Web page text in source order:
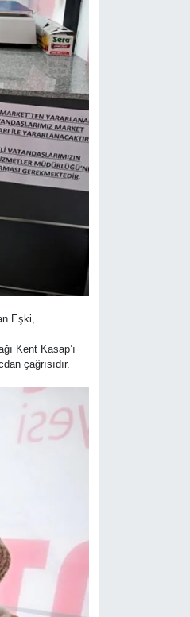
Eşki,
Kent Kasap’ı
çağrısıdır.